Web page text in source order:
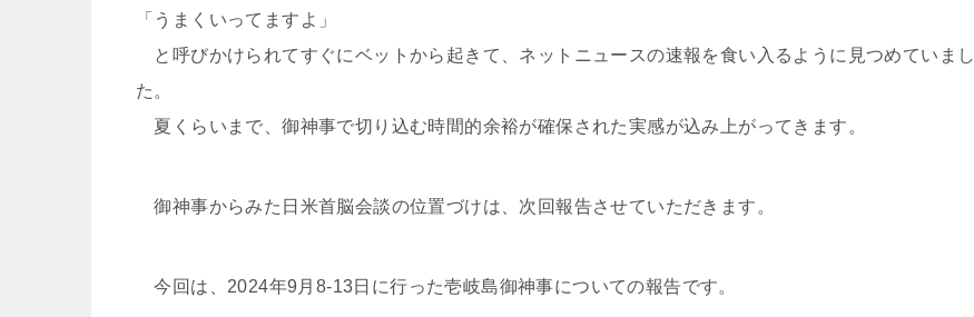
「うまくいってますよ」
と呼びかけられてすぐにベットから起きて、ネットニュースの速報を食い入るように見つめていまし
た。
夏くらいまで、御神事で切り込む時間的余裕が確保された実感が込み上がってきます。
御神事からみた日米首脳会談の位置づけは、次回報告させていただきます。
今回は、2024年9月8-13日に行った壱岐島御神事についての報告です。